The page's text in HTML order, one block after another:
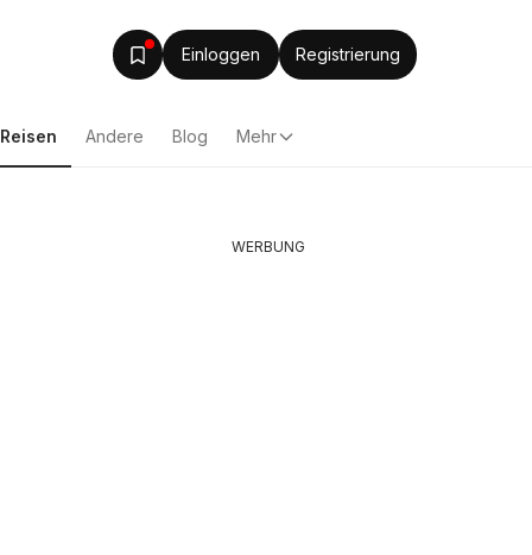
Einloggen Registrierung
Reisen Andere Blog Mehr
WERBUNG